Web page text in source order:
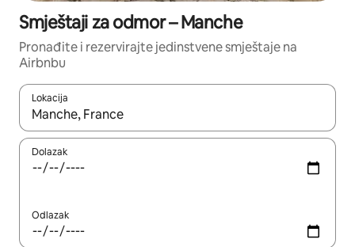
Smještaji za odmor – Manche
Pronađite i rezervirajte jedinstvene smještaje na
Airbnbu
Lokacija
Kada budu dostupni rezultati, moći ćete ih pregledati
Dolazak
Odlazak